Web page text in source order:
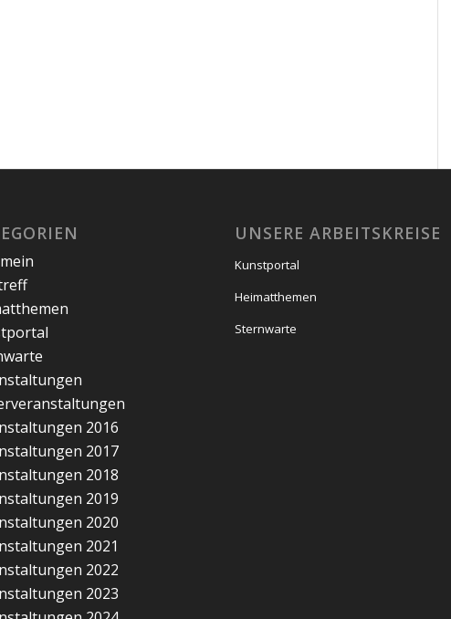
2016
2017
2018
2019
2020
2021
2022
2023
UNSERE ARBEITSKREISE
Kunstportal
Heimatthemen
Sternwarte